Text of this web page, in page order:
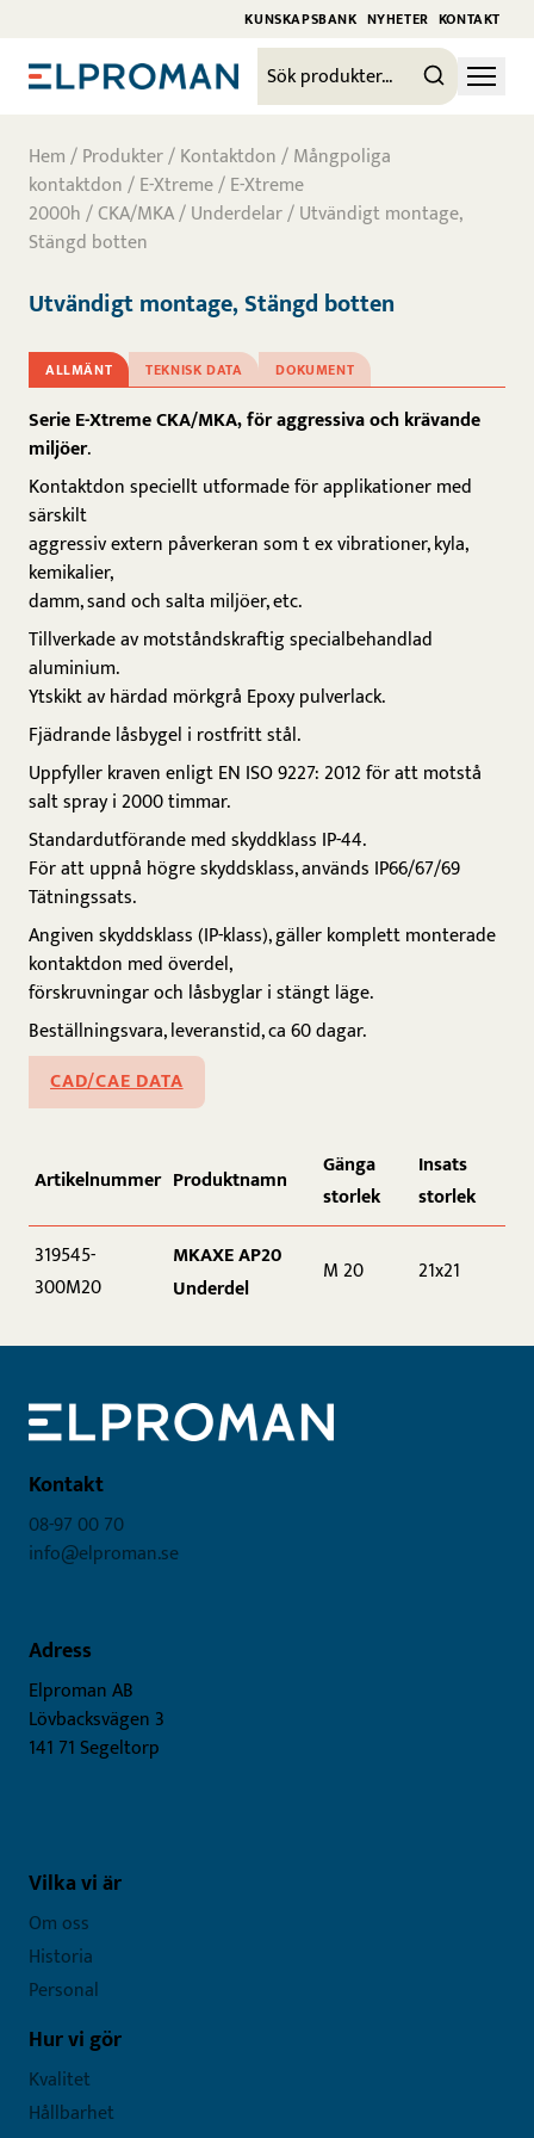
KUNSKAPSBANK NYHETER KONTAKT
Hem/Produkter/Kontaktdon/Mångpoliga
kontaktdon/E-Xtreme/E-Xtreme
2000h/CKA/MKA/Underdelar/ Utvändigt montage,
Stängd botten
Utvändigt montage, Stängd botten
ALLMÄNT TEKNISK DATA DOKUMENT
Serie E-Xtreme CKA/MKA, för aggressiva och krävande
miljöer.
Kontaktdon speciellt utformade för applikationer med
särskilt
aggressiv extern påverkeran som t ex vibrationer, kyla,
kemikalier,
damm, sand och salta miljöer, etc.
Tillverkade av motståndskraftig specialbehandlad
aluminium.
Ytskikt av härdad mörkgrå Epoxy pulverlack.
Fjädrande låsbygel i rostfritt stål.
Uppfyller kraven enligt EN ISO 9227: 2012 för att motstå
salt spray i 2000 timmar.
Standardutförande med skyddklass IP-44.
För att uppnå högre skyddsklass, används IP66/67/69
Tätningssats.
Angiven skyddsklass (IP-klass), gäller komplett monterade
kontaktdon med överdel,
förskruvningar och låsbyglar i stängt läge.
Beställningsvara, leveranstid, ca 60 dagar.
CAD/CAE DATA
Artikelnummer Produktnamn
Gänga
storlek
Insats
storlek
319545-
300M20
MKAXE AP20
Underdel
M 20 21x21
Kontakt
08-97 00 70
info@elproman.se
Adress
Elproman AB
Lövbacksvägen 3
141 71 Segeltorp
Vilka vi är
Om oss
Historia
Personal
Hur vi gör
Kvalitet
Hållbarhet